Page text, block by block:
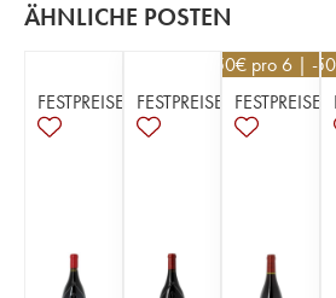
ÄHNLICHE POSTEN
FESTPREISE FESTPREISE
13,50€ pro 6 | -
FESTPREISE
40,50